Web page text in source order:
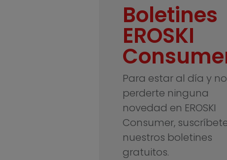
Boletines
EROSKI
Para estar al día y no
perderte ninguna
novedad en EROSKI
Consumer,
nuestros boletines
gratuitos.